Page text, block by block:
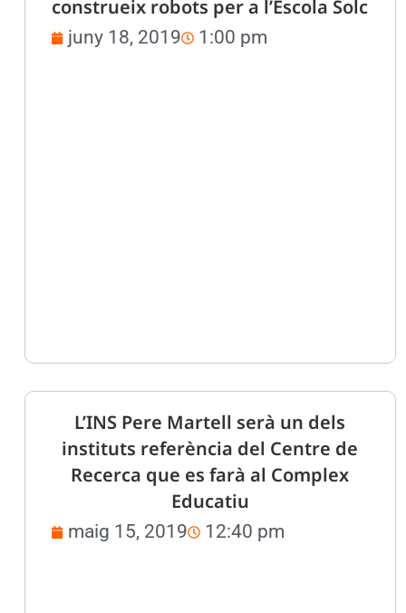
construeix robots per a l’Escola Solc
juny 18, 2019 1:00 pm
L’INS Pere Martell serà un dels
instituts referència del Centre de
Recerca que es farà al Complex
Educatiu
maig 15, 2019 12:40 pm